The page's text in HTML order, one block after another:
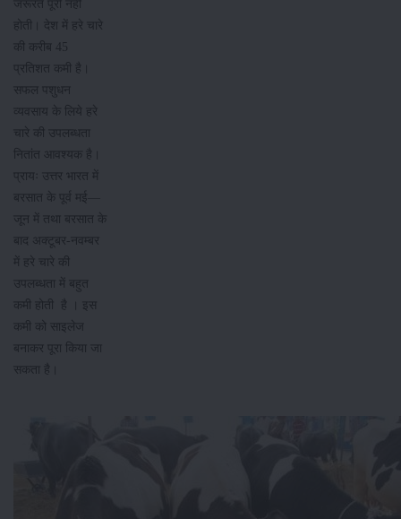
जरूरतें पूरी नहीं
होती। देश में हरे चारे
की करीब 45
प्रतिशत कमी है।
सफल पशुधन
व्यवसाय के लिये हरे
चारे की उपलब्धता
नितांत आवश्यक है।
प्रायः उत्तर भारत में
बरसात के पूर्व मई—
जून में तथा बरसात के
बाद अक्टूबर-नवम्बर
में हरे चारे की
उपलब्धता में बहुत
कमी होती है । इस
कमी को साइलेज
बनाकर पूरा किया जा
सकता है।